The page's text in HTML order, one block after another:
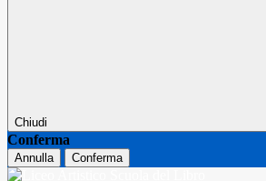
Chiudi
Conferma
Annulla Conferma